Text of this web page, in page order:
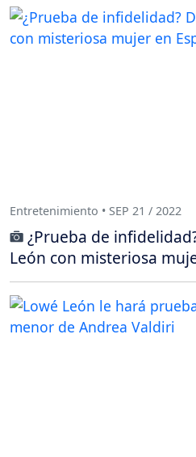
Entretenimiento • SEP 21 / 2022
¿Prueba de
León con misteriosa